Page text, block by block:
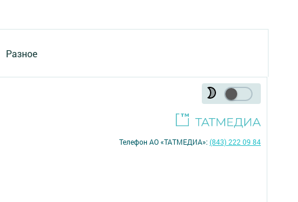
Разное
Телефон АО «ТАТМЕДИА»:(843) 222 09 84